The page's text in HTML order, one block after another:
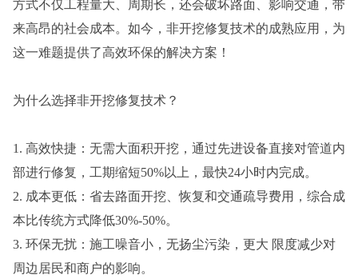
方式不仅工程量大、周期长，还会破坏路面、影响交通，带
来高昂的社会成本。如今，非开挖修复技术的成熟应用，为
这一难题提供了高效环保的解决方案！
为什么选择非开挖修复技术？
1. 高效快捷：无需大面积开挖，通过先进设备直接对管道内
部进行修复，工期缩短50%以上，最快24小时内完成。
2. 成本更低：省去路面开挖、恢复和交通疏导费用，综合成
本比传统方式降低30%-50%。
3. 环保无扰：施工噪音小，无扬尘污染，更大 限度减少对
周边居民和商户的影响。